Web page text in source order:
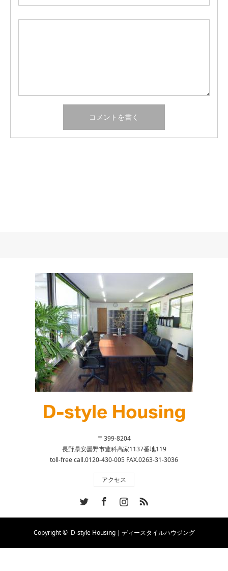
〒399-8204
長野県安曇野市豊科高家1137番地119
toll-free call.0120-430-005 FAX.0263-31-3036
アクセス
Copyright © D-style Housing｜ディースタイルハウジング